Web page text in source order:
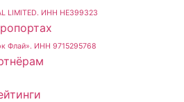
LIMITED. ИНН HE399323
Флай». ИНН 9715295768